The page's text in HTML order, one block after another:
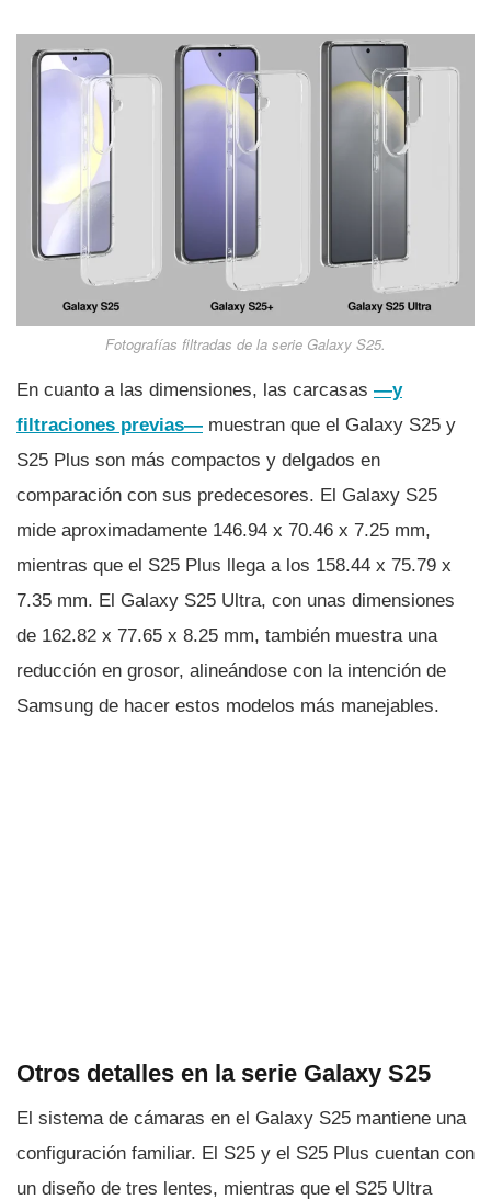
Fotografías filtradas de la serie Galaxy S25.
En cuanto a las dimensiones, las carcasas —y
filtraciones previas— muestran que el Galaxy S25 y
S25 Plus son más compactos y delgados en
comparación con sus predecesores. El Galaxy S25
mide aproximadamente 146.94 x 70.46 x 7.25 mm,
mientras que el S25 Plus llega a los 158.44 x 75.79 x
7.35 mm. El Galaxy S25 Ultra, con unas dimensiones
de 162.82 x 77.65 x 8.25 mm, también muestra una
reducción en grosor, alineándose con la intención de
Samsung de hacer estos modelos más manejables.
Otros detalles en la serie Galaxy S25
El sistema de cámaras en el Galaxy S25 mantiene una
configuración familiar. El S25 y el S25 Plus cuentan con
un diseño de tres lentes, mientras que el S25 Ultra